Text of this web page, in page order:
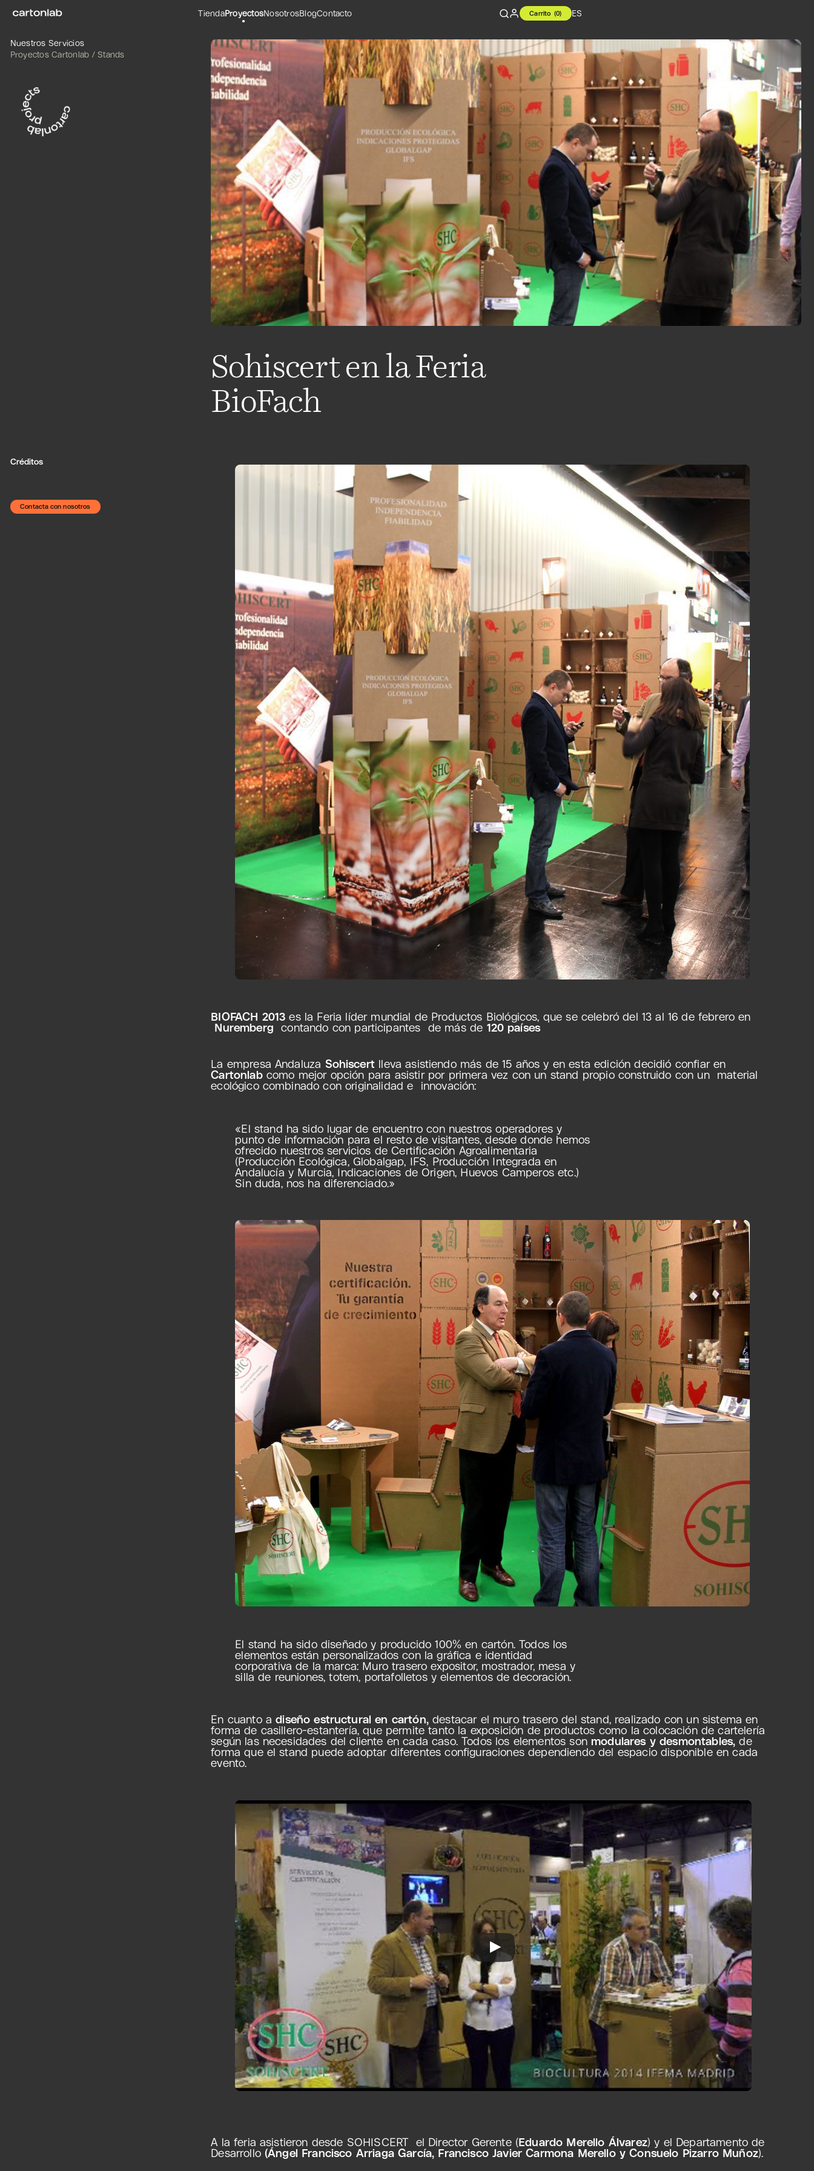
TiendaProyectosNosotrosBlogContacto Carrito (0) ES
Nuestros Servicios
Proyectos Cartonlab / Stands
Sohiscert en la Feria
BioFach
Créditos
Contacta con nosotros
BIOFACH 2013es la Feria líder mundial de Productos Biológicos, que se celebró del 13 al 16 de febrero en
Nuremberg contando con participantes de más de 120 países
La empresa Andaluza Sohiscert lleva asistiendo más de 15 años y en esta edición decidió confiar en
Cartonlabcomo mejor opción para asistir por primera vez con un stand propio construido con un material
ecológico combinado con originalidad e innovación:
«El stand ha sido lugar de encuentro con nuestros operadores y
punto de información para el resto de visitantes, desde donde hemos
ofrecido nuestros servicios de Certificación Agroalimentaria
(Producción Ecológica, Globalgap, IFS, Producción Integrada en
Andalucía y Murcia, Indicaciones de Origen, Huevos Camperos etc.)
Sin duda, nos ha diferenciado.»
El stand ha sido diseñado y producido 100% en cartón. Todos los
elementos están personalizados con la gráfica e identidad
corporativa de la marca: Muro trasero expositor, mostrador, mesa y
silla de reuniones, totem, portafolletos y elementos de decoración.
En cuanto adiseño estructural en cartón, destacar el muro trasero del stand, realizado con un sistema en
forma de casillero-estantería, que permite tanto la exposición de productos como la colocación de cartelería
según las necesidades del cliente en cada caso. Todos los elementos sonmodulares y desmontables, de
forma que el stand puede adoptar diferentes configuraciones dependiendo del espacio disponible en cada
evento.
A la feria asistieron desde SOHISCERT el Director Gerente (Eduardo Merello Álvarez) y el Departamento de
Desarrollo (Ángel Francisco Arriaga García, Francisco Javier Carmona Merello y Consuelo Pizarro Muñoz).